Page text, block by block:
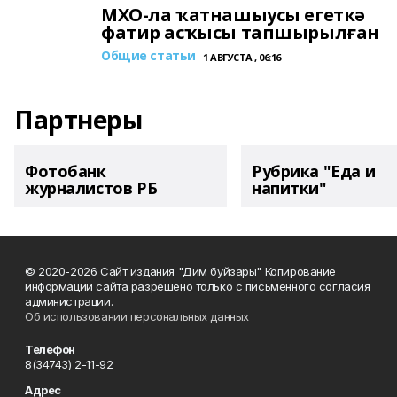
МХО-ла ҡатнашыусы егеткә
фатир асҡысы тапшырылған
Общие статьи 1 АВГУСТА , 06:16
Партнеры
Фотобанк
журналистов РБ
Рубрика "Еда и
напитки"
© 2020-2026 Сайт издания "Дим буйзары" Копирование
информации сайта разрешено только с письменного согласия
администрации.
Об использовании персональных данных
Телефон
8(34743) 2-11-92
Адрес